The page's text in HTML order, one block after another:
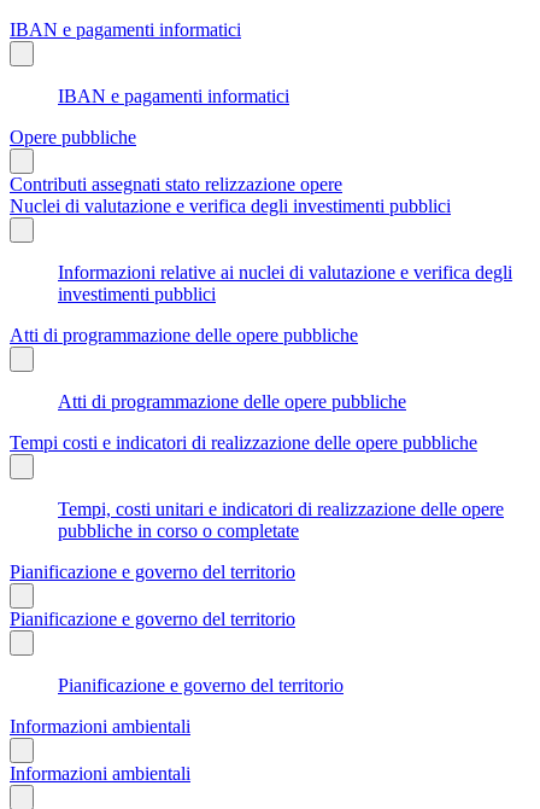
IBAN e pagamenti informatici
IBAN e pagamenti informatici
Opere pubbliche
Contributi assegnati stato relizzazione opere
Nuclei di valutazione e verifica degli investimenti pubblici
Informazioni relative ai nuclei di valutazione e verifica degli
investimenti pubblici
Atti di programmazione delle opere pubbliche
Atti di programmazione delle opere pubbliche
Tempi costi e indicatori di realizzazione delle opere pubbliche
Tempi, costi unitari e indicatori di realizzazione delle opere
pubbliche in corso o completate
Pianificazione e governo del territorio
Pianificazione e governo del territorio
Pianificazione e governo del territorio
Informazioni ambientali
Informazioni ambientali